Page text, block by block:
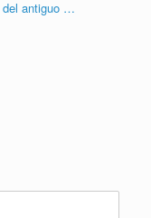
del antiguo …